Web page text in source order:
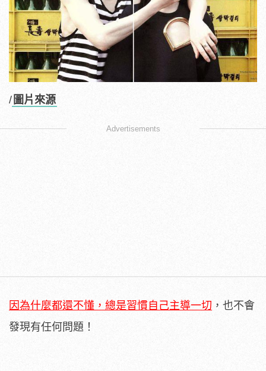
/ 圖片來源
Advertisements
因為什麼都還不懂，總是習慣自己主導一切 ，也不會
發現有任何問題！